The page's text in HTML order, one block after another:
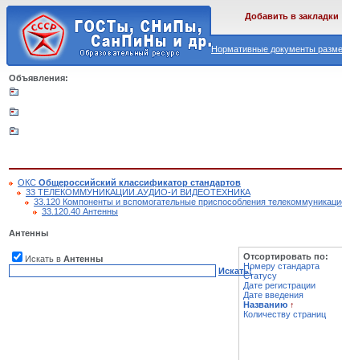
Нормативные документы
Добавить в закладки
Объявления:
ОКС Общероссийский классификатор стандартов
33 ТЕЛЕКОММУНИКАЦИИ.АУДИО-И ВИДЕОТЕХНИКА
33.120 Компоненты и вспомогательные приспособления
33.120.40 Антенны
Антенны
Искать в Антенны
Искать!
Отсортировать по:
Номеру стандарта
Статусу
Дате регистрации
Дате введения
Названию ↑
Количеству страниц